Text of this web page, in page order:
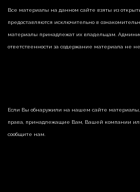
Все материалы на данном сайте взяты из
предоставляются исключительно в
материалы принадлежат их владельцам.
ответственности за содержание материала не
Если Вы обнаружили на нашем сайте
права, принадлежащие Вам, Вашей компании или
сообщите нам.